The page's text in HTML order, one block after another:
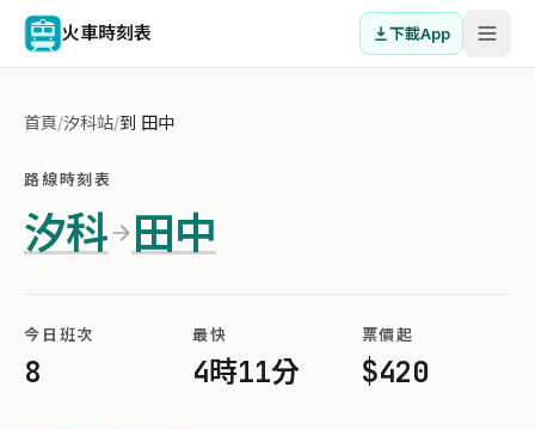
火車時刻表 下載App
首頁/汐科站/到 田中
路線時刻表
汐科 田中
今日班次
8
最快
4時11分
票價起
$420